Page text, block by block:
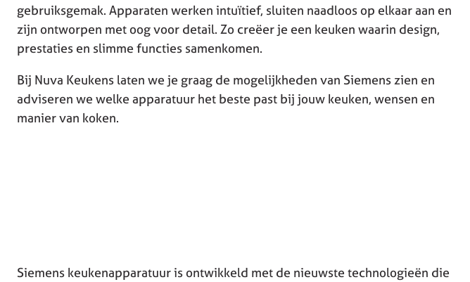
gebruiksgemak. Apparaten werken intuïtief, sluiten naadloos op elkaar aan en
zijn ontworpen met oog voor detail. Zo creëer je een keuken waarin design,
prestaties en slimme functies samenkomen.
Bij Nuva Keukens laten we je graag de mogelijkheden van Siemens zien en
adviseren we welke apparatuur het beste past bij jouw keuken, wensen en
manier van koken.
Siemens keukenapparatuur is ontwikkeld met de nieuwste technologieën die